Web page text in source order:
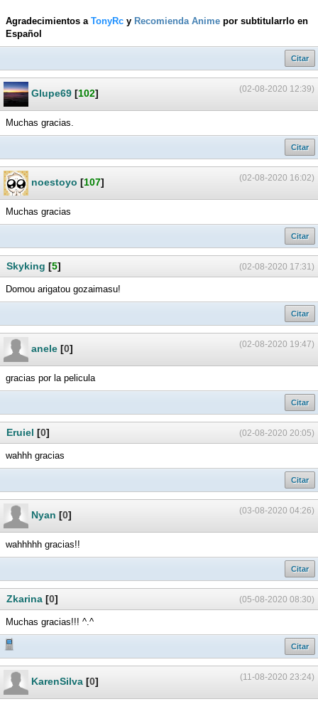
Agradecimientos a TonyRc y Recomienda Anime por subtitularrlo en
Español
Citar
(02-08-2020 12:39)
Glupe69 [102]
Muchas gracias.
Citar
(02-08-2020 16:02)
noestoyo [107]
Muchas gracias
Citar
(02-08-2020 17:31)
Skyking [5]
Domou arigatou gozaimasu!
Citar
(02-08-2020 19:47)
anele [0]
gracias por la pelicula
Citar
(02-08-2020 20:05)
Eruiel [0]
wahhh gracias
Citar
(03-08-2020 04:26)
Nyan [0]
wahhhhh gracias!!
Citar
(05-08-2020 08:30)
Zkarina [0]
Muchas gracias!!! ^.^
Citar
(11-08-2020 23:24)
KarenSilva [0]